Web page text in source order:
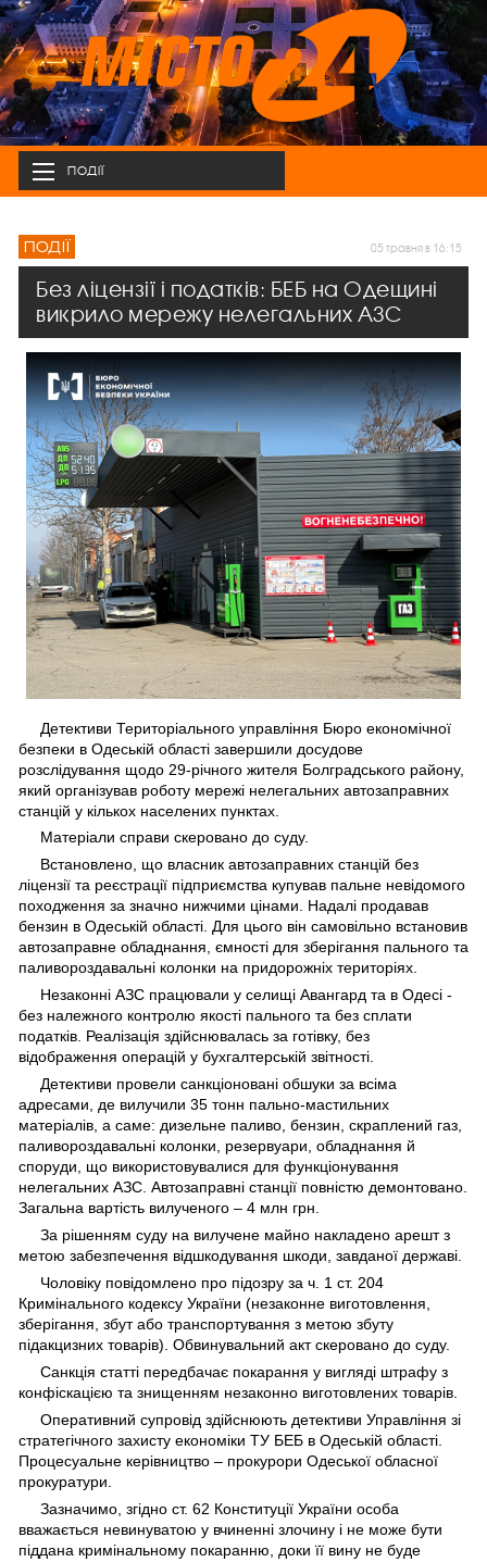
ПОДІЇ
ПОДІЇ 05 травня в 16:15
Без ліцензії і податків: БЕБ на Одещині
викрило мережу нелегальних АЗС
Детективи Територіального управління Бюро економічної
безпеки в Одеській області завершили досудове
розслідування щодо 29-річного жителя Болградського району,
який організував роботу мережі нелегальних автозаправних
станцій у кількох населених пунктах.
Матеріали справи скеровано до суду.
Встановлено, що власник автозаправних станцій без
ліцензії та реєстрації підприємства купував пальне невідомого
походження за значно нижчими цінами. Надалі продавав
бензин в Одеській області. Для цього він самовільно встановив
автозаправне обладнання, ємності для зберігання пального та
паливороздавальні колонки на придорожніх територіях.
Незаконні АЗС працювали у селищі Авангард та в Одесі -
без належного контролю якості пального та без сплати
податків. Реалізація здійснювалась за готівку, без
відображення операцій у бухгалтерській звітності.
Детективи провели санкціоновані обшуки за всіма
адресами, де вилучили 35 тонн пально-мастильних
матеріалів, а саме: дизельне паливо, бензин, скраплений газ,
паливороздавальні колонки, резервуари, обладнання й
споруди, що використовувалися для функціонування
нелегальних АЗС. Автозаправні станції повністю демонтовано.
Загальна вартість вилученого – 4 млн грн.
За рішенням суду на вилучене майно накладено арешт з
метою забезпечення відшкодування шкоди, завданої державі.
Чоловіку повідомлено про підозру за ч. 1 ст. 204
Кримінального кодексу України (незаконне виготовлення,
зберігання, збут або транспортування з метою збуту
підакцизних товарів). Обвинувальний акт скеровано до суду.
Санкція статті передбачає покарання у вигляді штрафу з
конфіскацією та знищенням незаконно виготовлених товарів.
Оперативний супровід здійснюють детективи Управління зі
стратегічного захисту економіки ТУ БЕБ в Одеській області.
Процесуальне керівництво – прокурори Одеської обласної
прокуратури.
Зазначимо, згідно ст. 62 Конституції України особа
вважається невинуватою у вчиненні злочину і не може бути
піддана кримінальному покаранню, доки її вину не буде